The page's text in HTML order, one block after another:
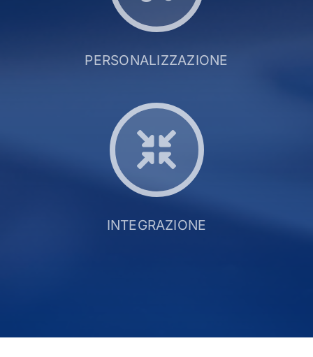
PERSONALIZZAZIONE
INTEGRAZIONE